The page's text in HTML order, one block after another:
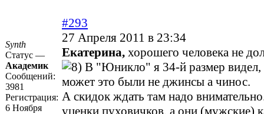
Synth
Статус —
Академик
Сообщений:
3981
Регистрация:
6 Ноября
#293
27 Апреля 2011 в 23:34
Екатерина, хорошего человека не
В "Юникло" я 34-й размер видел,
может это были не джинсы а чинос.
А скидок ждать там надо
уценки пуховичков, а они (мужские)